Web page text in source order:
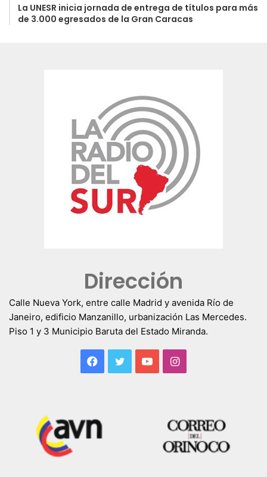
La UNESR inicia jornada de entrega de títulos para más
de 3.000 egresados de la Gran Caracas
Dirección
Calle Nueva York, entre calle Madrid y avenida Río de
Janeiro, edificio Manzanillo, urbanización Las Mercedes.
Piso 1 y 3 Municipio Baruta del Estado Miranda.
Facebook
TwitterYouTubeInstagram